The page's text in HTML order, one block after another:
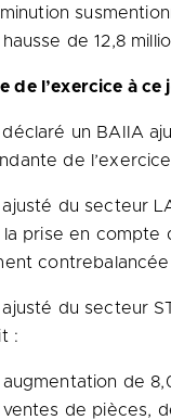
hausse de 12,8
de l’exercice à ce
déclaré un BAIIA
de
ajusté du secteur
prise en compte
ajusté du secteur
:
augmentation de
de pièces,